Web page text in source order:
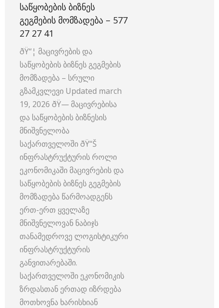
ᲡᲐᲬᲧᲝᲑᲔᲑᲘᲡ ᲑᲘᲖᲜᲔᲡ
ᲒᲔᲒᲛᲔᲑᲘᲡ ᲛᲝᲛᲖᲐᲓᲔᲑᲐ – 577
27 27 41
ðŸ“¦ მაცივრების და
საწყობების ბიზნეს გეგმების
მომზადება – სრული
გზამკვლევი Updated march
19, 2026 ðŸ—️ მაცივრებისა
და საწყობების ბიზნესის
მნიშვნელობა
საქართველოში ðŸ“Š
ინფრასტრუქტურის როლი
ეკონომიკაში მაცივრების და
საწყობების ბიზნეს გეგმების
მომზადება წარმოადგენს
ერთ-ერთ ყველაზე
მნიშვნელოვან ნაბიჯს
თანამედროვე ლოგისტიკური
ინფრასტრუქტურის
განვითარებაში.
საქართველოში ეკონომიკის
ზრდასთან ერთად იზრდება
მოთხოვნა ხარისხიან